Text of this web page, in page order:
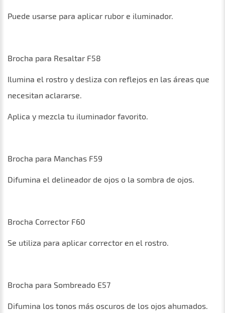
Puede usarse para aplicar rubor e iluminador.
Brocha para Resaltar F58
Ilumina el rostro y desliza con reflejos en las áreas que
necesitan aclararse.
Aplica y mezcla tu iluminador favorito.
Brocha para Manchas F59
Difumina el delineador de ojos o la sombra de ojos.
Brocha Corrector F60
Se utiliza para aplicar corrector en el rostro.
Brocha para Sombreado E57
Difumina los tonos más oscuros de los ojos ahumados.